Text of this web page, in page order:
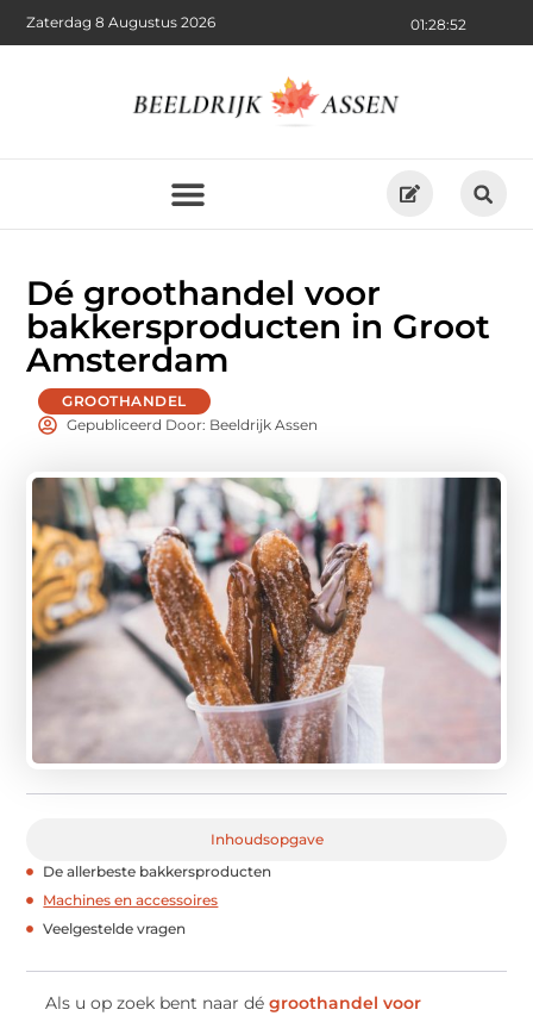
01:28:54
Zaterdag 8 Augustus 2026
Dé groothandel voor
bakkersproducten in Groot
Amsterdam
GROOTHANDEL
Gepubliceerd Door: Beeldrijk Assen
Inhoudsopgave
De allerbeste bakkersproducten
Machines en accessoires
Veelgestelde vragen
Als u op zoek bent naar dégroothandel voor